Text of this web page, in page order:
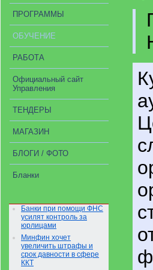
ПРОГРАММЫ
ОБУЧЕНИЕ
РАБОТА
Официальный сайт
Управления
ТЕНДЕРЫ
МАГАЗИН
БЛОГИ / ФОТО
Бланки
Банки при помощи ФНС
усилят контроль за
юрлицами
Минфин хочет
увеличить штрафы и
срок давности в сфере
ККТ